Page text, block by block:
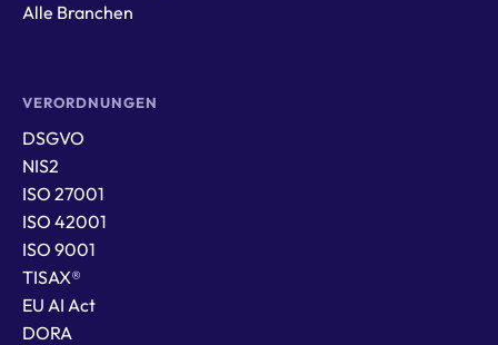
Alle Branchen
VERORDNUNGEN
DSGVO
NIS2
ISO 27001
ISO 42001
ISO 9001
TISAX®
EU AI Act
DORA